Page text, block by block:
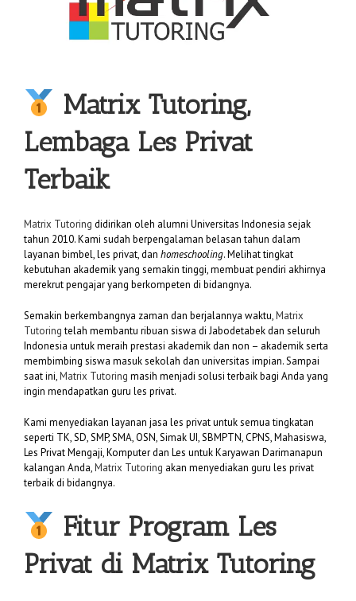
Matrix Tutoring,
Lembaga Les Privat
Terbaik
Matrix Tutoring didirikan oleh alumni Universitas Indonesia sejak
tahun 2010. Kami sudah berpengalaman belasan tahun dalam
layanan bimbel, les privat, dan homeschooling. Melihat tingkat
kebutuhan akademik yang semakin tinggi, membuat pendiri akhirnya
merekrut pengajar yang berkompeten di bidangnya.
Semakin berkembangnya zaman dan berjalannya waktu,Matrix
Tutoringtelah membantu ribuan siswa di Jabodetabek dan seluruh
Indonesia untuk meraih prestasi akademik dan non – akademik serta
membimbing siswa masuk sekolah dan universitas impian. Sampai
saat ini,Matrix Tutoring masih menjadi solusi terbaik bagi Anda yang
ingin mendapatkan guru les privat.
Kami menyediakan layanan jasa les privat untuk semua tingkatan
seperti TK, SD, SMP, SMA, OSN, Simak UI, SBMPTN, CPNS, Mahasiswa,
Les Privat Mengaji, Komputer dan Les untuk Karyawan Darimanapun
kalangan Anda,Matrix Tutoring akan menyediakan guru les privat
terbaik di bidangnya.
Fitur Program Les
Privat di Matrix Tutoring